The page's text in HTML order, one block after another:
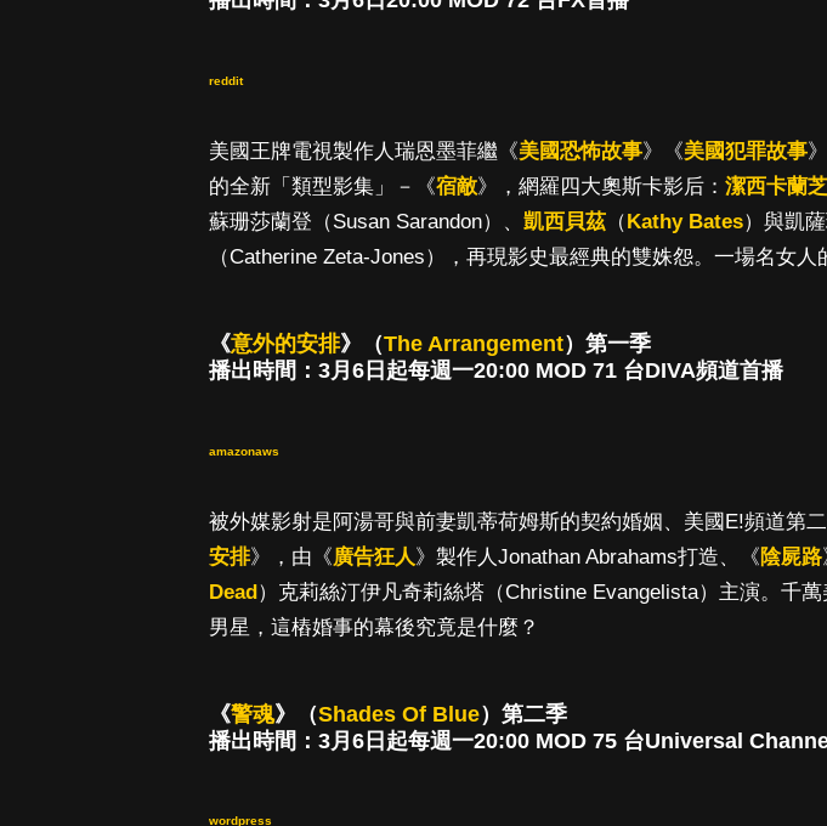
reddit
美國王牌電視製作人瑞恩墨菲繼《美國恐怖故事》《美國犯罪故事
的全新「類型影集」－《宿敵》，網羅四大奧斯卡影后： 潔西卡蘭芝
蘇珊莎蘭登（Susan Sarandon）、 凱西貝茲 （Kathy Bates）與凱
（Catherine Zeta-Jones），再現影史最經典的雙姝怨。一場名女人
《意外的安排》（The Arrangement）第一季
播出時間：3月6日起每週一20:00 MOD 71 台DIVA頻道首播
amazonaws
被外媒影射是阿湯哥與前妻凱蒂荷姆斯的契約婚姻、美國E!頻道第
安排》，由《廣告狂人》製作人Jonathan Abrahams打造、《陰屍路
Dead）克莉絲汀伊凡奇莉絲塔（Christine Evangelista）主演。千
男星，這樁婚事的幕後究竟是什麼？
《警魂》（Shades Of Blue）第二季
播出時間：3月6日起每週一20:00 MOD 75 台Universal
wordpress